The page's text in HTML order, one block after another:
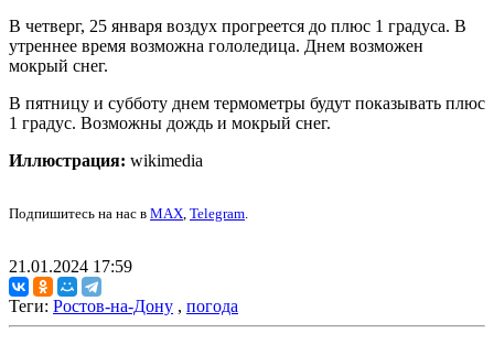
В четверг, 25 января воздух прогреется до плюс 1 градуса. В
утреннее время возможна гололедица. Днем возможен
мокрый снег.
В пятницу и субботу днем термометры будут показывать плюс
1 градус. Возможны дождь и мокрый снег.
Иллюстрация: wikimedia
Подпишитесь на нас в MAX, Telegram.
21.01.2024 17:59
Теги: Ростов-на-Дону , погода